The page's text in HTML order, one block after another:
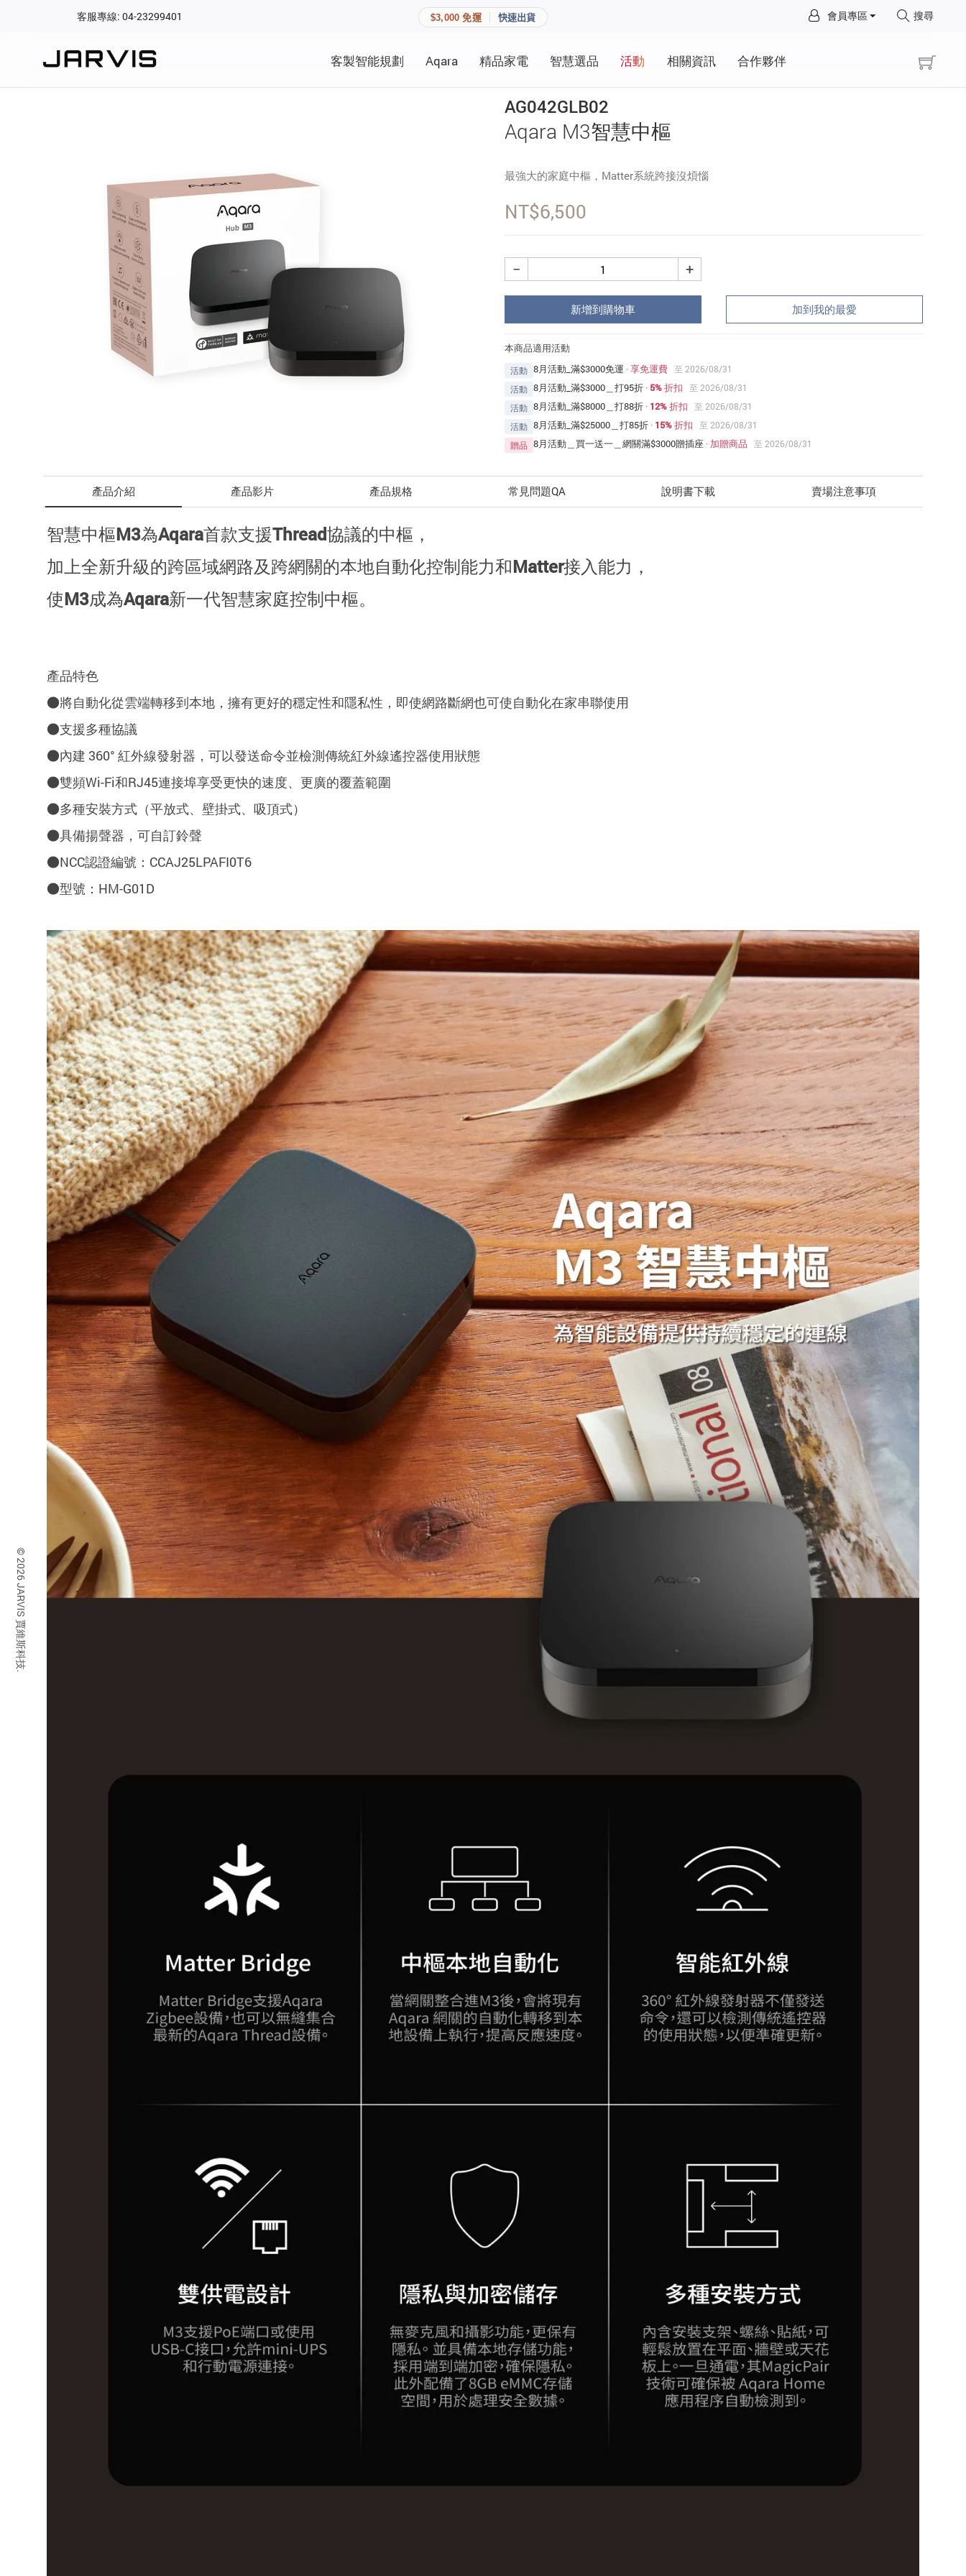
客服專線: 04-23299401 $3,000 免運 快速出貨 會員專區 搜尋
客製智能規劃 Aqara 精品家電 智慧選品 活動 相關資訊 合作夥伴
AG042GLB02
Aqara M3智慧中樞
最強大的家庭中樞，Matter系統跨接沒煩惱
NT$6,500
+
−
新增到購物車 加到我的最愛
本商品適用活動
活動 8月活動_滿$3000免運 ·享免運費
至 2026/08/31
活動 8月活動_滿$3000＿打95折 · 5% 折扣
至 2026/08/31
活動 8月活動_滿$8000＿打88折 · 12% 折扣
至 2026/08/31
活動 8月活動_滿$25000＿打85折 · 15% 折扣
至 2026/08/31
贈品 8月活動＿買一送一＿網關滿$3000贈插座 · 加贈商品 至 2026/08/31
產品介紹 產品影片 產品規格 常見問題QA 說明書下載 賣場注意事項
智慧中樞M3為Aqara首款支援Thread協議的中樞，
加上全新升級的跨區域網路及跨網關的本地自動化控制能力和Matter接入能力，
使M3成為Aqara新一代智慧家庭控制中樞。
產品特色
●將自動化從雲端轉移到本地，擁有更好的穩定性和隱私性，即使網路斷網也可使自動化在家串聯使用
●支援多種協議
●內建 360° 紅外線發射器，可以發送命令並檢測傳統紅外線遙控器使用狀態
●雙頻Wi-Fi和RJ45連接埠享受更快的速度、更廣的覆蓋範圍
●多種安裝方式（平放式、壁掛式、吸頂式）
●具備揚聲器，可自訂鈴聲
●NCC認證編號：CCAJ25LPAFI0T6
●型號：HM-G01D
© 2026 JARVIS 賈維斯科技.
×
Matter 智慧家庭
密碼
查看我的最愛
加入 JARVIS VIP